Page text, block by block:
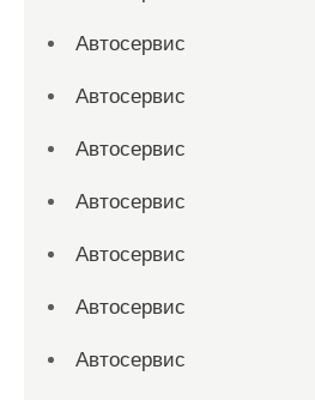
Автосервис
Автосервис
Автосервис
Автосервис
Автосервис
Автосервис
Автосервис